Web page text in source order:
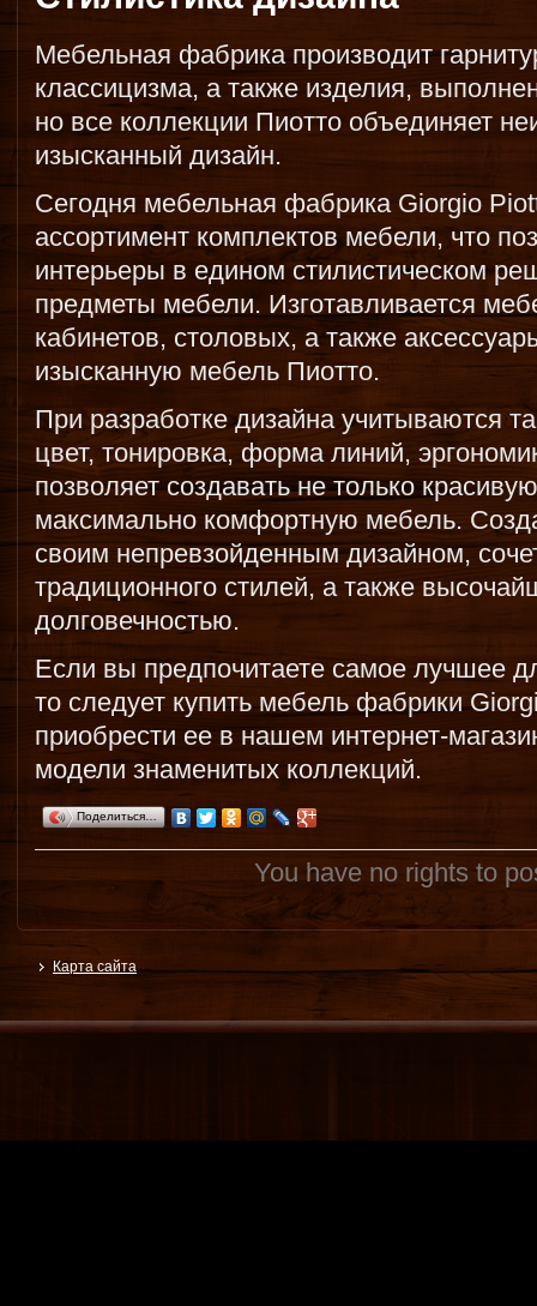
Мебельная фабрика производит
классицизма, а также изделия,
но все коллекции Пиотто объединяет
изысканный дизайн.
Сегодня мебельная фабрика Giorgio
ассортимент комплектов мебели, что
интерьеры в едином стилистическом
предметы мебели. Изготавливается
кабинетов, столовых, а также
изысканную мебель Пиотто.
При разработке дизайна учитываются
цвет, тонировка, форма линий,
позволяет создавать не только
максимально комфортную мебель.
своим непревзойденным дизайном,
традиционного стилей, а также
долговечностью.
Если вы предпочитаете самое лучшее
то следует купить мебель фабрики
приобрести ее в нашем интернет-
модели знаменитых коллекций.
Поделиться…
You have no rights to
Карта сайта